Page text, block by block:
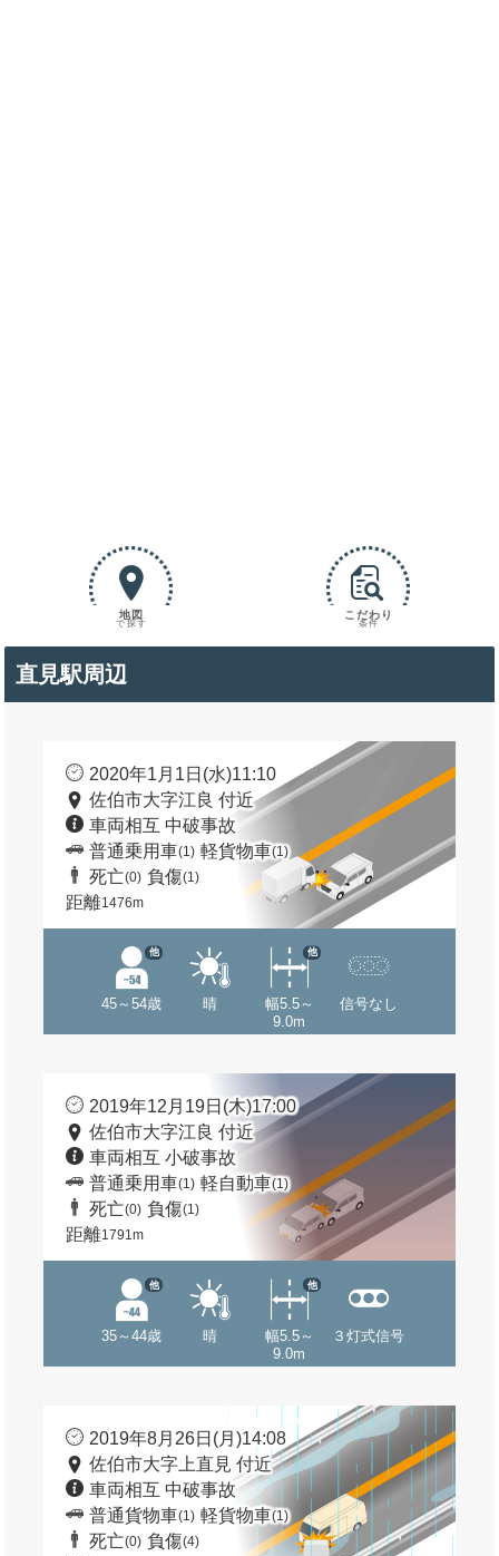
地図
で探す
こだわり
条件
直見駅周辺
2020年1月1日(水)11:10
佐伯市大字江良 付近
車両相互 中破事故
普通乗用車(1) 軽貨物車(1)
死亡(0) 負傷(1)
距離1476m
45～54歳
他
晴
幅5.5～
9.0m
他
信号なし
2019年12月19日(木)17:00
佐伯市大字江良 付近
車両相互 小破事故
普通乗用車(1) 軽自動車(1)
死亡(0) 負傷(1)
距離1791m
35～44歳
他
晴
幅5.5～
9.0m
他
３灯式信号
2019年8月26日(月)14:08
佐伯市大字上直見 付近
車両相互 中破事故
普通貨物車(1) 軽貨物車(1)
死亡(0) 負傷(4)